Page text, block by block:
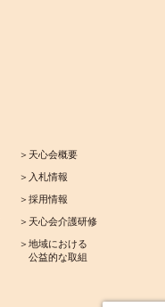
＞天心会概要
＞入札情報
＞採用情報
＞天心会介護研修
＞地域における
公益的な取組